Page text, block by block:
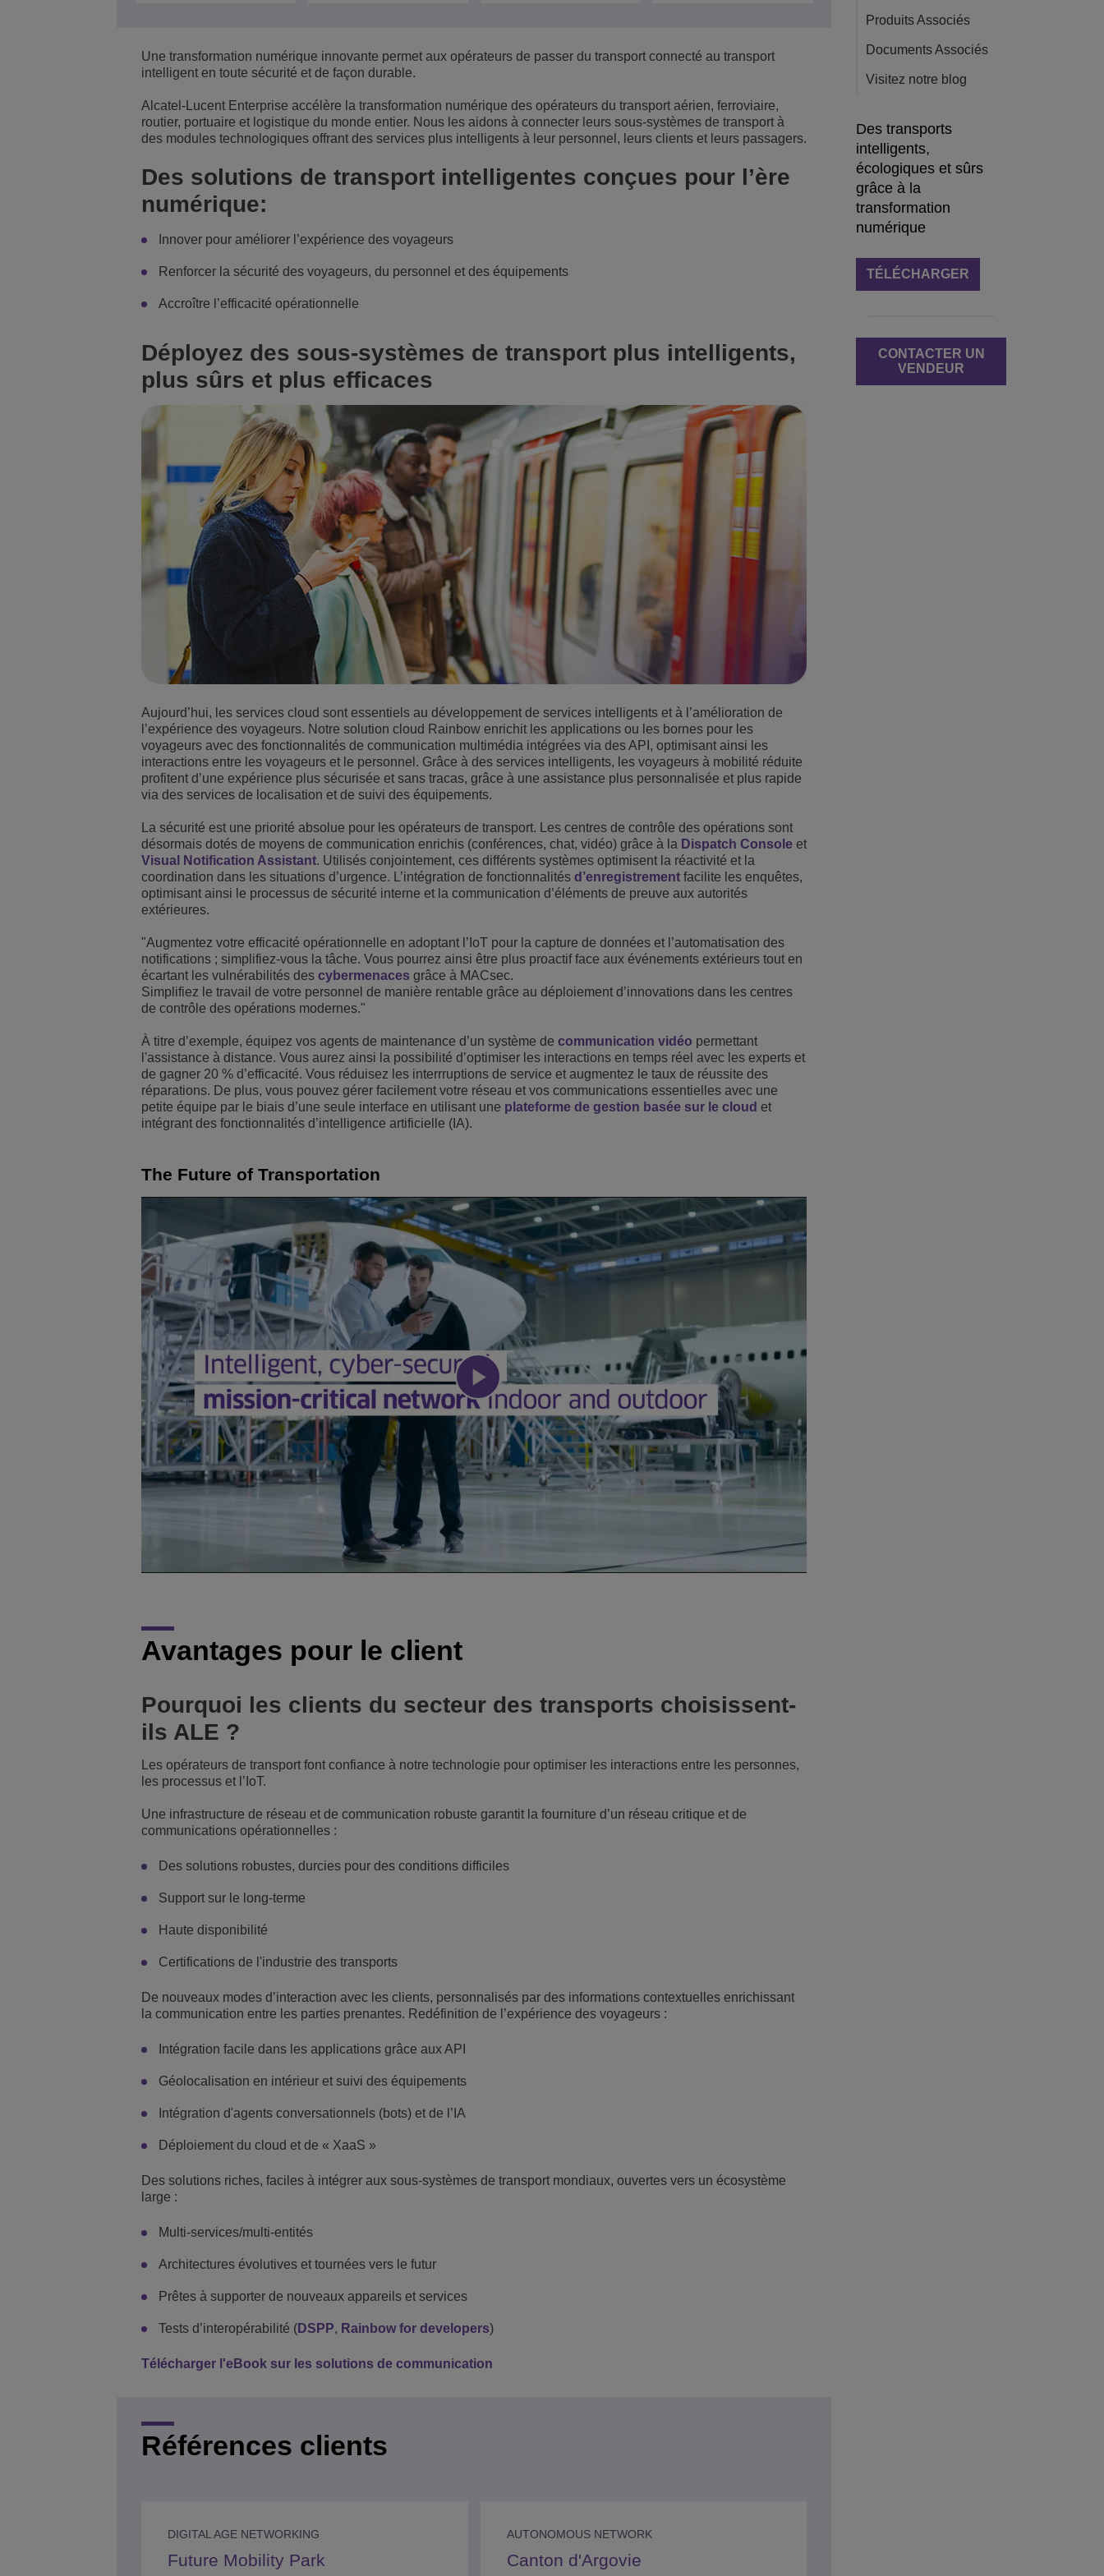
Petites et moyennes entreprises
Everything as a Service (XaaS)
Mission-Critical Communications
Une transformation numérique innovante permet aux opérateurs de passer du transport connecté au transport
intelligent en toute sécurité et de façon durable.
Alcatel-Lucent Enterprise accélère la transformation numérique des opérateurs du transport aérien, ferroviaire,
routier, portuaire et logistique du monde entier. Nous les aidons à connecter leurs sous-systèmes de transport à
des modules technologiques offrant des services plus intelligents à leur personnel, leurs clients et leurs passagers.
Des solutions de transport intelligentes conçues pour l’ère
numérique:
Innover pour améliorer l’expérience des voyageurs
Renforcer la sécurité des voyageurs, du personnel et des équipements
Accroître l’efficacité opérationnelle
Déployez des sous-systèmes de transport plus intelligents,
plus sûrs et plus efficaces
Aujourd’hui, les services cloud sont essentiels au développement de services intelligents et à l’amélioration de
l’expérience des voyageurs. Notre solution cloud Rainbow enrichit les applications ou les bornes pour les
voyageurs avec des fonctionnalités de communication multimédia intégrées via des API, optimisant ainsi les
interactions entre les voyageurs et le personnel. Grâce à des services intelligents, les voyageurs à mobilité réduite
profitent d’une expérience plus sécurisée et sans tracas, grâce à une assistance plus personnalisée et plus rapide
via des services de localisation et de suivi des équipements.
La sécurité est une priorité absolue pour les opérateurs de transport. Les centres de contrôle des opérations sont
désormais dotés de moyens de communication enrichis (conférences, chat, vidéo) grâce à la Dispatch Console et
Visual Notification Assistant. Utilisés conjointement, ces différents systèmes optimisent la réactivité et la
coordination dans les situations d’urgence. L’intégration de fonctionnalités d’enregistrement facilite les enquêtes,
optimisant ainsi le processus de sécurité interne et la communication d’éléments de preuve aux autorités
extérieures.
"Augmentez votre efficacité opérationnelle en adoptant l’IoT pour la capture de données et l’automatisation des
notifications ; simplifiez-vous la tâche. Vous pourrez ainsi être plus proactif face aux événements extérieurs tout en
écartant les vulnérabilités des cybermenaces grâce à MACsec.
Simplifiez le travail de votre personnel de manière rentable grâce au déploiement d’innovations dans les centres
de contrôle des opérations modernes."
À titre d’exemple, équipez vos agents de maintenance d’un système de communication vidéo permettant
l'assistance à distance. Vous aurez ainsi la possibilité d’optimiser les interactions en temps réel avec les experts et
de gagner 20 % d’efficacité. Vous réduisez les interrruptions de service et augmentez le taux de réussite des
réparations. De plus, vous pouvez gérer facilement votre réseau et vos communications essentielles avec une
petite équipe par le biais d’une seule interface en utilisant une plateforme de gestion basée sur le cloud et
intégrant des fonctionnalités d’intelligence artificielle (IA).
The Future of Transportation
Play
Video
Avantages pour le client
Pourquoi les clients du secteur des transports choisissent-
ils ALE ?
Les opérateurs de transport font confiance à notre technologie pour optimiser les interactions entre les personnes,
les processus et l’IoT.
Une infrastructure de réseau et de communication robuste garantit la fourniture d’un réseau critique et de
communications opérationnelles :
Des solutions robustes, durcies pour des conditions difficiles
Support sur le long-terme
Haute disponibilité
Certifications de l'industrie des transports
De nouveaux modes d’interaction avec les clients, personnalisés par des informations contextuelles enrichissant
la communication entre les parties prenantes. Redéfinition de l’expérience des voyageurs :
Intégration facile dans les applications grâce aux API
Géolocalisation en intérieur et suivi des équipements
Intégration d'agents conversationnels (bots) et de l’IA
Déploiement du cloud et de « XaaS »
Des solutions riches, faciles à intégrer aux sous-systèmes de transport mondiaux, ouvertes vers un écosystème
large :
Multi-services/multi-entités
Architectures évolutives et tournées vers le futur
Prêtes à supporter de nouveaux appareils et services
Tests d’interopérabilité (DSPP, Rainbow for developers)
Télécharger l'eBook sur les solutions de communication
Références clients
DIGITAL AGE NETWORKING
Future Mobility Park
AUTONOMOUS NETWORK
Canton d'Argovie
Produits Associés
Documents Associés
Visitez notre blog
Des transports
intelligents,
écologiques et sûrs
grâce à la
transformation
numérique
TÉLÉCHARGER
CONTACTER UN
VENDEUR